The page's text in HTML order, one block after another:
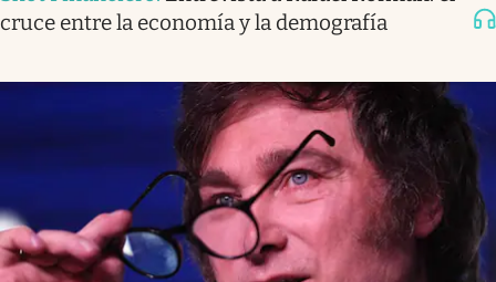
cruce entre la economía y la demografía